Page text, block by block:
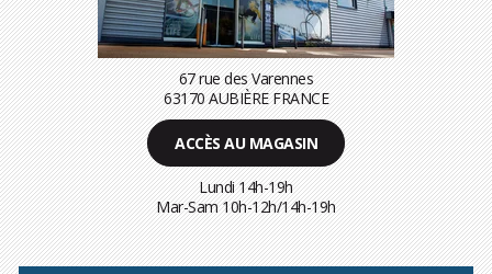
67 rue des Varennes
63170 AUBIÈRE FRANCE
ACCÈS AU MAGASIN
Lundi 14h-19h
Mar-Sam 10h-12h/14h-19h